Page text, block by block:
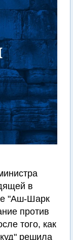
в
"Аш-Шарк
против
того, как
решила